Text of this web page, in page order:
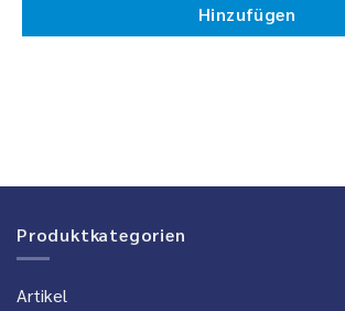
Hinzufügen
Produktkategorien
Artikel